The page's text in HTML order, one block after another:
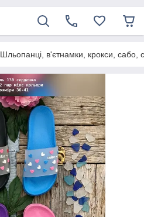
Шльопанці, в'єтнамки, крокси, сабо,